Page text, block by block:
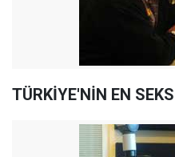
TÜRKİYE'NİN EN